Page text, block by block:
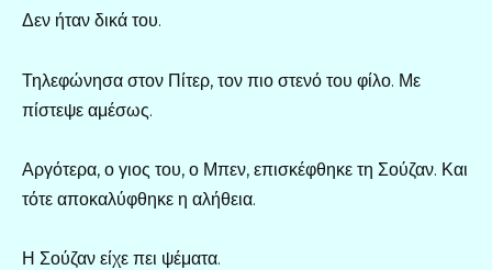
Δεν ήταν δικά του.
Τηλεφώνησα στον Πίτερ, τον πιο στενό του φίλο. Με
πίστεψε αμέσως.
Αργότερα, ο γιος του, ο Μπεν, επισκέφθηκε τη Σούζαν. Και
τότε αποκαλύφθηκε η αλήθεια.
Η Σούζαν είχε πει ψέματα.